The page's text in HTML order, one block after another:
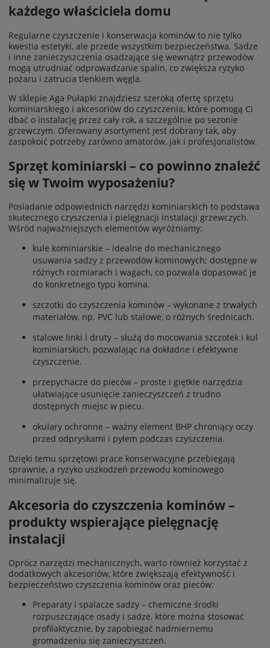
każdego właściciela domu
Regularne czyszczenie i konserwacja kominów to nie tylko
kwestia estetyki, ale przede wszystkim bezpieczeństwa. Sadze
i inne zanieczyszczenia osadzające się wewnątrz przewodów
mogą utrudniać odprowadzanie spalin, co zwiększa ryzyko
pożaru i zatrucia tlenkiem węgla.
W sklepie Aga Pułapki znajdziesz szeroką ofertę sprzętu
kominiarskiego i akcesoriów do czyszczenia, które pomogą Ci
dbać o instalację przez cały rok, a szczególnie po sezonie
grzewczym. Oferowany asortyment jest dobrany tak, aby
zaspokoić potrzeby zarówno amatorów, jak i profesjonalistów.
Sprzęt kominiarski – co powinno znaleźć
się w Twoim wyposażeniu?
Posiadanie odpowiednich narzędzi kominiarskich to podstawa
skutecznego czyszczenia i pielęgnacji instalacji grzewczych.
Wśród najważniejszych elementów wyróżniamy:
kule kominiarskie – idealne do mechanicznego
usuwania sadzy z przewodów kominowych; dostępne w
różnych rozmiarach i wagach, co pozwala dopasować je
do konkretnego typu komina.
szczotki do czyszczenia kominów – wykonane z trwałych
materiałów, np. PVC lub stalowe, o różnych średnicach.
stalowe linki i druty – służą do mocowania szczotek i kul
kominiarskich, pozwalając na dokładne i efektywne
czyszczenie.
przepychacze do pieców – proste i giętkie narzędzia
ułatwiające usunięcie zanieczyszczeń z trudno
dostępnych miejsc w piecu.
okulary ochronne – ważny element BHP chroniący oczy
przed odpryskami i pyłem podczas czyszczenia.
Dzięki temu sprzętowi prace konserwacyjne przebiegają
sprawnie, a ryzyko uszkodzeń przewodu kominowego
minimalizuje się.
Akcesoria do czyszczenia kominów –
produkty wspierające pielęgnację
instalacji
Oprócz narzędzi mechanicznych, warto również korzystać z
dodatkowych akcesoriów, które zwiększają efektywność i
bezpieczeństwo czyszczenia kominów oraz pieców:
Preparaty i spalacze sadzy – chemiczne środki
rozpuszczające osady i sadze, które można stosować
profilaktycznie, by zapobiegać nadmiernemu
gromadzeniu się zanieczyszczeń.